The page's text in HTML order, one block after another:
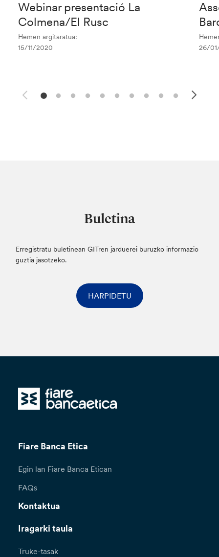
Webinar presentació La
Colmena/El Rusc
Hemen argitaratua:
15/11/2020
26/
Buletina
Erregistratu buletinean GITren jarduerei buruzko informazio
guztia jasotzeko.
HARPIDETU
Fiare Banca Etica
Egin lan Fiare Banca Etican
FAQs
Kontaktua
Iragarki taula
Truke-tasak